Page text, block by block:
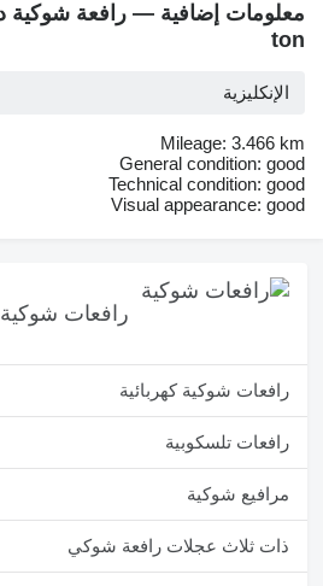
ton
الإنكليزية
Mileage: 3.466 km
General condition: good
Technical condition: good
Visual appearance: good
رافعات شوكية
رافعات شوكية كهربائية
رافعات تلسكوبية
مرافيع شوكية
ذات ثلاث عجلات رافعة شوكي